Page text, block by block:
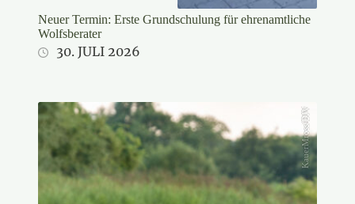
Neuer Termin: Erste Grundschulung für ehrenamtliche
Wolfsberater
30. JULI 2026
KauerMross/DJV